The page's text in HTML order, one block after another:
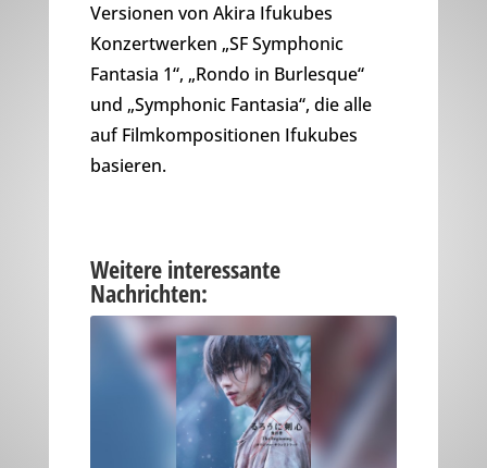
Versionen von Akira Ifukubes
Konzertwerken „SF Symphonic
Fantasia 1“, „Rondo in Burlesque“
und „Symphonic Fantasia“, die alle
auf Filmkompositionen Ifukubes
basieren.
Weitere interessante
Nachrichten: